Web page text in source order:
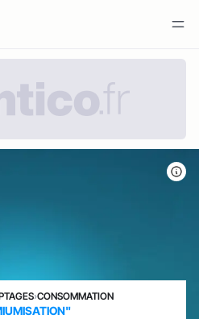
›CONSOMMATION